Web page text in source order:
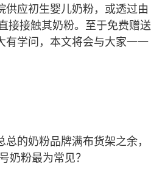
应初生婴儿奶粉，或透过由
接接触其奶粉。至于免费赠送
有学问，本文将会与大家一一
的奶粉品牌满布货架之余，
奶粉最为常见？